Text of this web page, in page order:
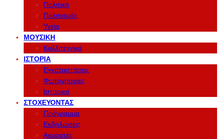
Πολιτική
Πολιτισμός
Υγεία
ΜΟΥΣΙΚΉ
Καλλιτεχνικά
ΙΣΤΟΡΊΑ
Εγκαταστάσεις
Φωτογραφίες
Ιστορικό
ΣΤΟΧΕΎΟΝΤΑΣ
Πρόγραμμα
Εκδηλώσεις
Ακροατές